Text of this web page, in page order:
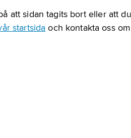
att sidan tagits bort eller att
startsida och kontakta oss